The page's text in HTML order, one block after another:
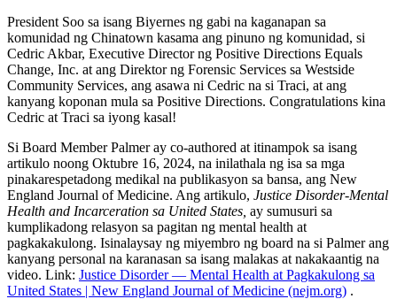
President Soo sa isang Biyernes ng gabi na kaganapan sa
komunidad ng Chinatown kasama ang pinuno ng komunidad, si
Cedric Akbar, Executive Director ng Positive Directions Equals
Change, Inc. at ang Direktor ng Forensic Services sa Westside
Community Services, ang asawa ni Cedric na si Traci, at ang
kanyang koponan mula sa Positive Directions. Congratulations kina
Cedric at Traci sa iyong kasal!
Si Board Member Palmer ay co-authored at itinampok sa isang
artikulo noong Oktubre 16, 2024, na inilathala ng isa sa mga
pinakarespetadong medikal na publikasyon sa bansa, ang New
England Journal of Medicine. Ang artikulo, Justice Disorder-Mental
Health and Incarceration sa United States, ay sumusuri sa
kumplikadong relasyon sa pagitan ng mental health at
pagkakakulong. Isinalaysay ng miyembro ng board na si Palmer ang
kanyang personal na karanasan sa isang malakas at nakakaantig na
video. Link: Justice Disorder — Mental Health at Pagkakulong sa
United States | New England Journal of Medicine (nejm.org) .